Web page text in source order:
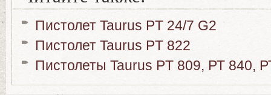
Пистолет Taurus PT 24/7 G2
Пистолет Taurus PT 822
Пистолеты Taurus PT 809, РТ 840,